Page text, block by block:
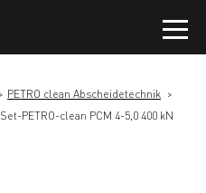
PETRO clean Abscheidetechnik
Set-PETRO-clean PCM 4-5,0 400 kN